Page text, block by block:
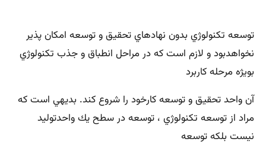
توسعه تكنولوژي بدون نهادهاي تحقيق و توسعه امكان پذير
نخواهدبود و لازم است كه در مراحل انطباق و جذب تكنولوژي
بويژه مرحله كاربرد
آن واحد تحقيق و توسعه كارخود را شروع كند. بديهي است كه
مراد از توسعه تكنولوژي ، توسعه در سطح يك واحدتوليد
نيست بلكه توسعه